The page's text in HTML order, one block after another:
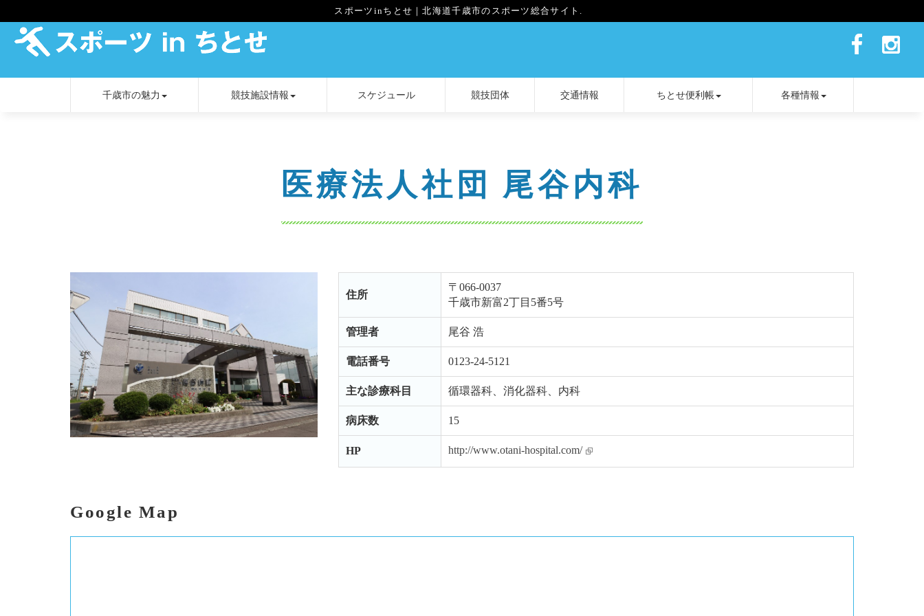
スポーツinちとせ｜北海道千歳市のスポーツ総合サイト.
千歳市の魅力 競技施設情報 スケジュール 競技団体 交通情報 ちとせ便利帳 各種情報
医療法人社団 尾谷内科
住所
〒066-0037
千歳市新富2丁目5番5号
管理者 尾谷 浩
電話番号 0123-24-5121
主な診療科目 循環器科、消化器科、内科
病床数 15
HP http://www.otani-hospital.com/
Google Map